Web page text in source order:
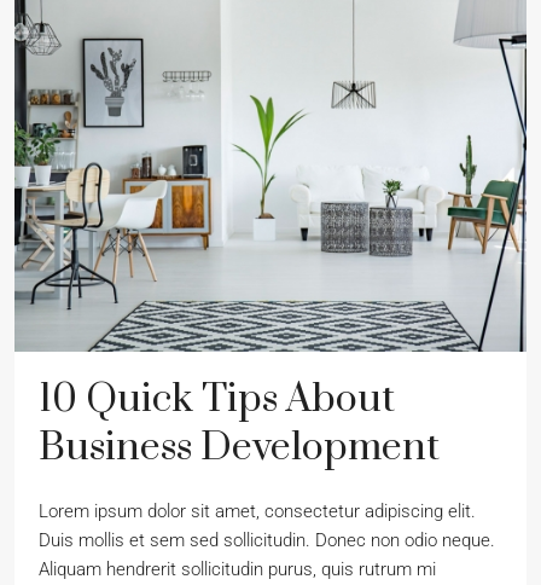
10 Quick Tips About
Business Development
Lorem ipsum dolor sit amet, consectetur adipiscing elit.
Duis mollis et sem sed sollicitudin. Donec non odio neque.
Aliquam hendrerit sollicitudin purus, quis rutrum mi